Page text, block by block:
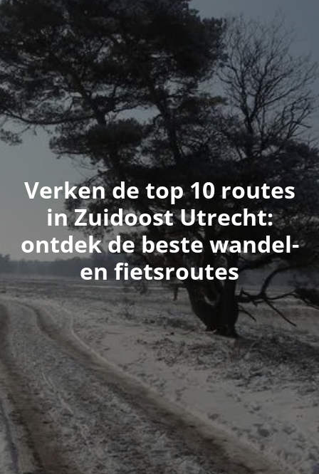
Verken de top 10 routes
in Zuidoost Utrecht:
ontdek de beste wandel-
en fietsroutes